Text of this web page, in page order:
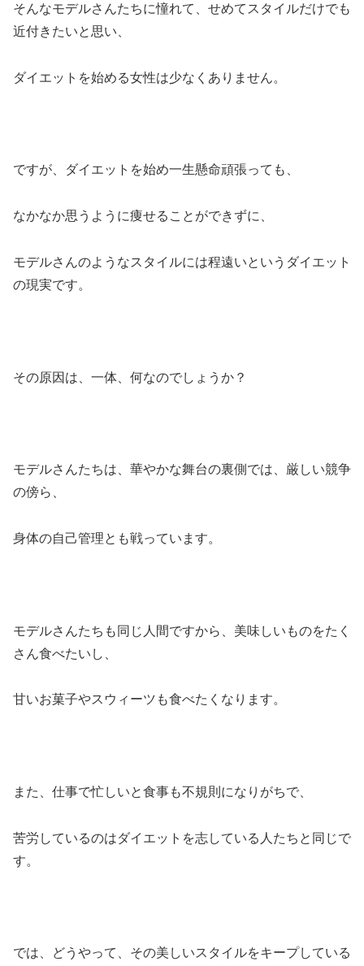
そんなモデルさんたちに憧れて、せめてスタイルだけでも
近付きたいと思い、
ダイエットを始める女性は少なくありません。
ですが、ダイエットを始め一生懸命頑張っても、
なかなか思うように痩せることができずに、
モデルさんのようなスタイルには程遠いというダイエット
の現実です。
その原因は、一体、何なのでしょうか？
モデルさんたちは、華やかな舞台の裏側では、厳しい競争
の傍ら、
身体の自己管理とも戦っています。
モデルさんたちも同じ人間ですから、美味しいものをたく
さん食べたいし、
甘いお菓子やスウィーツも食べたくなります。
また、仕事で忙しいと食事も不規則になりがちで、
苦労しているのはダイエットを志している人たちと同じで
す。
では、どうやって、その美しいスタイルをキープしている